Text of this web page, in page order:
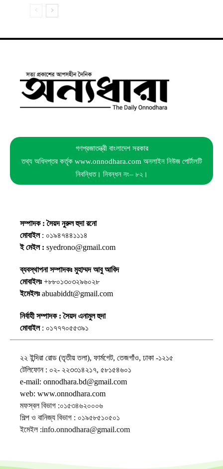
গণপ্রজাতন্ত্রী বাংলাদেশ সরকার
তথ্য অধিদপ্তর কর্তৃক www.onnodhara.com অনলাইন নিউজ পোর্টালটি
নিবন্ধিত। নিবন্ধন নং– ৮২।
সম্পাদক : সৈয়দ নুরুল হুদা রনো
মোবাইল: ০১৯৪৭৪৪১১১৪
ই মেইল : syedrono@gmail.com
ব্যবস্থাপনা সম্পাদকঃ মুহাম্মদ আবু আবিদ
মোবাইলঃ+৮৮০১৩০৩২৯৬০২৮
ইমেইলঃabuabiddt@gmail.com
নির্বাহী সম্পাদক : সৈয়দ এনামুল হুদা
মোবাইল: ০১৭৭৭০৫৫৩৯১
২২ ইন্দিরা রোড (তৃতীয় তলা), ফার্মগেট, তেজগাঁও, ঢাকা -১২১৫
টেলিফোন : ০২- ২২৩৩১৪২১৭, ৫৮১৫৪৬০১
e-mail: onnodhara.bd@gmail.com
web: www.onnodhara.com
মফস্বল বিভাগ :০১৫৩৪৬২০০০৬
শিল্প ও বানিজ্য বিভাগ : ০১৯৫৮৫১০৫০১
ইমেইল :info.onnodhara@gmail.com